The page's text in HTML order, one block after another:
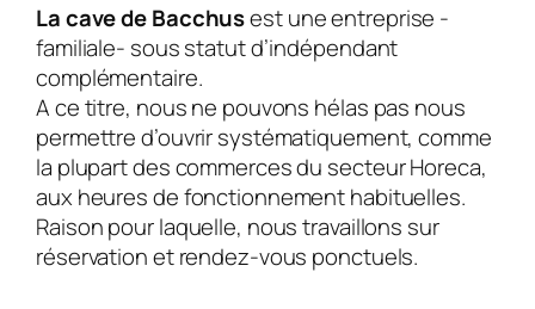
La cave de Bacchusest une entreprise -
familiale- sous statut d’indépendant
complémentaire.
A ce titre, nous ne pouvons hélas pas nous
permettre d’ouvrir systématiquement, comme
la plupart des commerces du secteur Horeca,
aux heures de fonctionnement habituelles.
Raison pour laquelle, nous travaillons sur
réservation et rendez-vous ponctuels.